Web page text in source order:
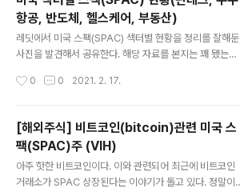
항공, 반도체, 헬스케어, 부동산)
레딧에서 미국 스팩(SPAC) 섹터별 현황을 정리를 잘해둔
사진을 발견해서 공유한다. 해당 자료를 본지는 꽤 됐는데,
년 1월 25일 기준으로 미국 스팩(SPAC) 섹터별 현황을
아주 미흡한 영어실력으로 번역해두었다. 투자에 참고하길
바란다. 업로드 기준으로 ALUS는 합병대상이 결정되었
고, FUSE도 합병대상이 결정되었다.
0 0 2021. 2. 17.
[해외주식] 비트코인(bitcoin)관련 미국 스
팩(SPAC)주 (VIH)
아주 핫한 비트코인이다. 이와 관련되어 최근에 비트코인
거래소가 SPAC 상장된다는 이야기가 돌고 있다. 정말이